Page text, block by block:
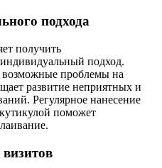
подхода
получить
подход.
возможные проблемы на
развитие неприятных и
Регулярное нанесение
поможет